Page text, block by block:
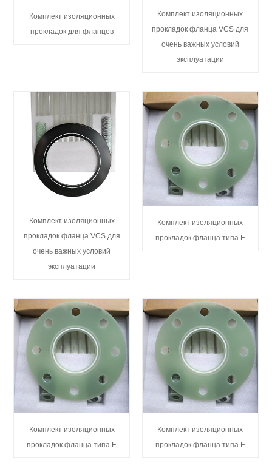
Комплект изоляционных
прокладок для фланцев
Комплект изоляционных
прокладок фланца VCS для
очень важных условий
эксплуатации
Комплект изоляционных
прокладок фланца VCS для
очень важных условий
эксплуатации
Комплект изоляционных
прокладок фланца типа E
Комплект изоляционных
прокладок фланца типа E
Комплект изоляционных
прокладок фланца типа E